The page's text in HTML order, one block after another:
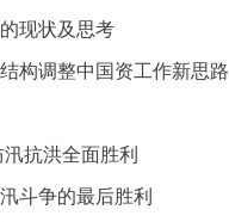
现状及思考
构调整中国资工作新思路
抗洪全面胜利
斗争的最后胜利